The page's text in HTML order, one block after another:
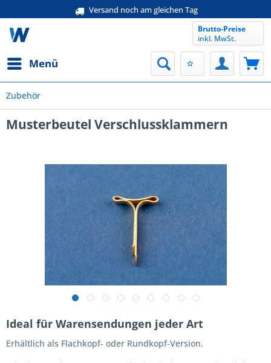
Versand noch am gleichen Tag
Menü
Brutto-Preise
inkl. MwSt.
Zubehör
Musterbeutel Verschlussklammern
Ideal für Warensendungen jeder Art
Erhältlich als Flachkopf- oder Rundkopf-Version.